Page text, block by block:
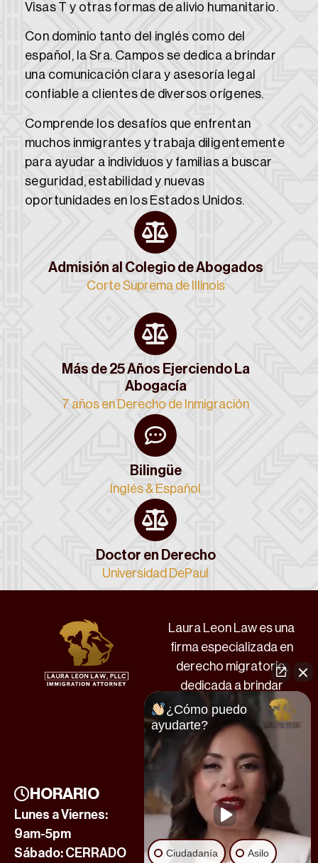
Visas T y otras formas de alivio humanitario.
Con dominio tanto del inglés como del
español, la Sra. Campos se dedica a brindar
una comunicación clara y asesoría legal
confiable a clientes de diversos orígenes.
Comprende los desafíos que enfrentan
muchos inmigrantes y trabaja diligentemente
para ayudar a individuos y familias a buscar
seguridad, estabilidad y nuevas
oportunidades en los Estados Unidos.
Admisión al Colegio de Abogados
Corte Suprema de Illinois
Más de 25 Años Ejerciendo La
Abogacía
7 años en Derecho de Inmigración
Bilingüe
Inglés & Español
Doctor en Derecho
Universidad DePaul
Laura Leon Law es una
firma especializada en
derecho migratorio,
dedicada a brindar
asesoría legal profesional
y personalizada a la
comunidad hispana en
Estados Unidos.
HORARIO
Lunes a Viernes:
9am-5pm
Sábado: CERRADO
CONTÁCTANOS
Bryan, TX: (979)
810-8880
Más Información
¿Cómo puedo
ayudarte?
Ciudadanía Asilo